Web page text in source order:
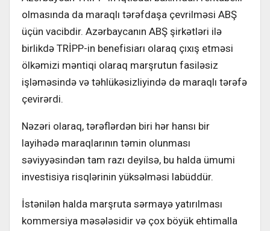
olmasında da maraqlı tərəfdaşa çevrilməsi ABŞ
üçün vacibdir. Azərbaycanın ABŞ şirkətləri ilə
birlikdə TRİPP-in benefisiarı olaraq çıxış etməsi
ölkəmizi məntiqi olaraq marşrutun fasiləsiz
işləməsində və təhlükəsizliyində də maraqlı tərəfə
çevirərdi.
Nəzəri olaraq, tərəflərdən biri hər hansı bir
layihədə maraqlarının təmin olunması
səviyyəsindən tam razı deyilsə, bu halda ümumi
investisiya risqlərinin yüksəlməsi labüddür.
İstənilən halda marşruta sərmayə yatırılması
kommersiya məsələsidir və çox böyük ehtimalla